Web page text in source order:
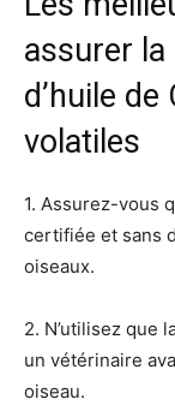
assurer la
d’huile
volatiles
1. Assurez-vous
certifiée et sans
oiseaux.
2. N’utilisez que
un vétérinaire
oiseau.